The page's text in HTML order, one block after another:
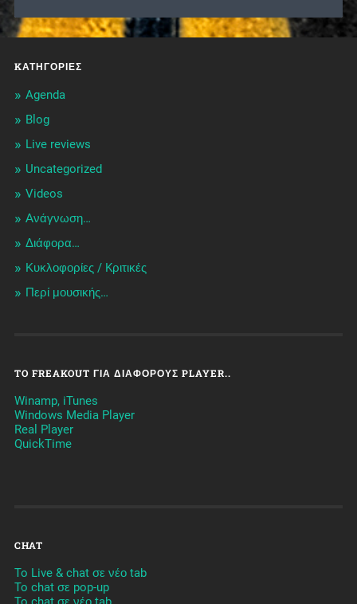
KΑΤΗΓΟΡΊΕΣ
Agenda
Blog
Live reviews
Uncategorized
Videos
Ανάγνωση…
Διάφορα…
Κυκλοφορίες / Kριτικές
Περί μουσικής…
TO FREAKOUT ΓΙΑ ΔΙΆΦΟΡΟΥΣ PLAYER..
Winamp, iTunes
Windows Media Player
Real Player
QuickTime
CHAT
To Live & chat σε νέο tab
To chat σε pop-up